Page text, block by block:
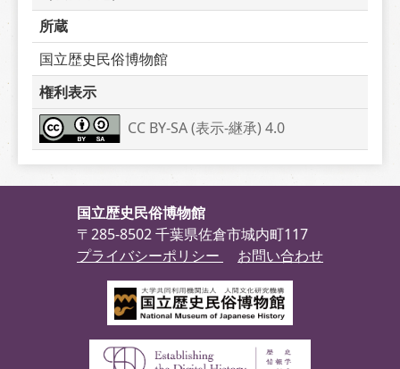
所蔵
国立歴史民俗博物館
権利表示
CC BY-SA (表示-継承) 4.0
国立歴史民俗博物館
〒285-8502 千葉県佐倉市城内町117
プライバシーポリシー
お問い合わせ